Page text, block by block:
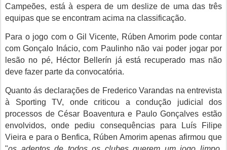
Campeões, está à espera de um deslize de uma das três
equipas que se encontram acima na classificação.
Para o jogo com o Gil Vicente, Rúben Amorim pode contar
com Gonçalo Inácio, com Paulinho não vai poder jogar por
lesão no pé, Héctor Bellerín já está recuperado mas não
deve fazer parte da convocatória.
Quanto ás declarações de Frederico Varandas na entrevista
à Sporting TV, onde criticou a condução judicial dos
processos de César Boaventura e Paulo Gonçalves estão
envolvidos, onde pediu consequências para Luís Filipe
Vieira e para o Benfica, Rúben Amorim apenas afirmou que